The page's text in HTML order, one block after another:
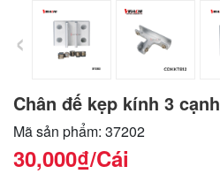
‹
Chân đế kẹp kính 3 cạnh
Mã sản phẩm: 37202
30,000₫/Cái